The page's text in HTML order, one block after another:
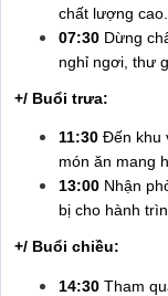
chất lượng cao.
07:30 Dừng
nghỉ ngơi, thư
+/ Buổi trưa:
11:30 Đến khu
món ăn mang
13:00 Nhận
bị cho hành
+/ Buổi chiều:
14:30 Tham